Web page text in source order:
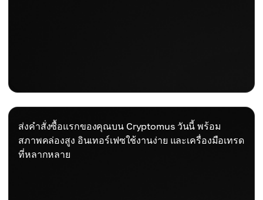
ส่งคำสั่งซื้อแรกของคุณบน Cryptomus วันนี้ พร้อม
สภาพคล่องสูง อินเทอร์เฟซใช้งานง่าย และเครื่องมือเทรด
ที่หลากหลาย